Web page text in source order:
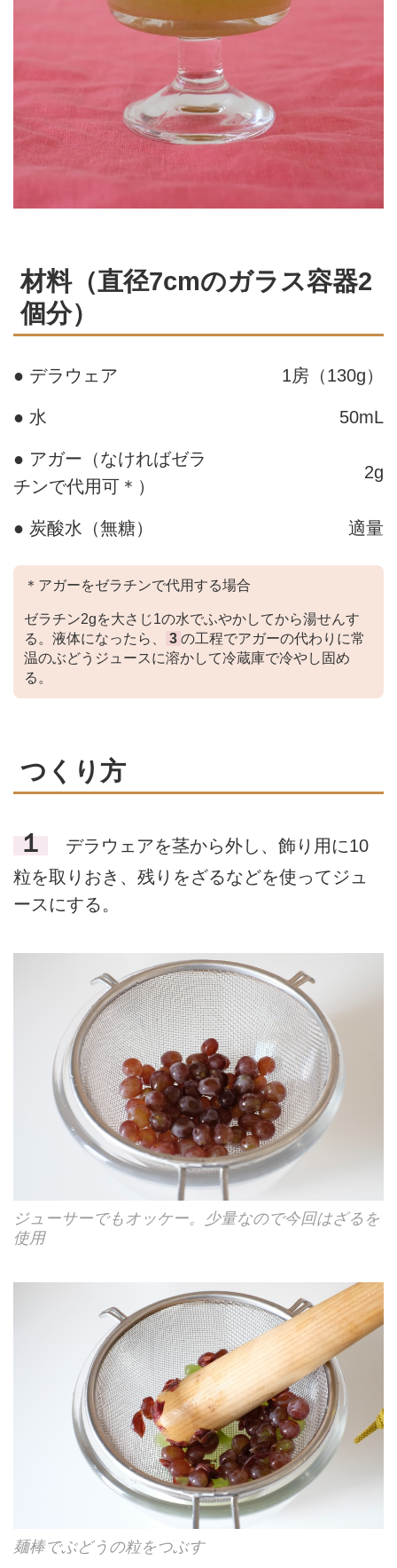
材料（直径7cmのガラス容器2
個分）
● デラウェア 1房（130g）
● 水 50mL
● アガー（なければゼラ
チンで代用可＊）
2g
● 炭酸水（無糖） 適量
＊アガーをゼラチンで代用する場合
ゼラチン2gを大さじ1の水でふやかしてから湯せんす
る。液体になったら、
3 の工程でアガーの代わりに常
温のぶどうジュースに溶かして冷蔵庫で冷やし固め
る。
つくり方
１
デラウェアを茎から外し、飾り用に10
粒を取りおき、残りをざるなどを使ってジュ
ースにする。
ジューサーでもオッケー。少量なので今回はざるを
使用
麺棒でぶどうの粒をつぶす